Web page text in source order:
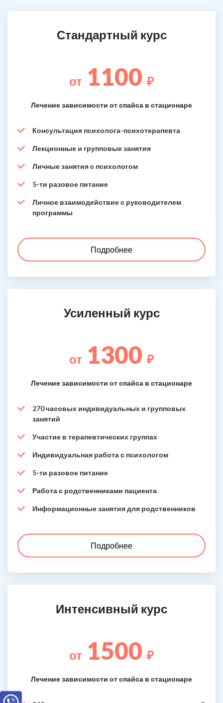
Стандартный курс
от 1100 ₽
Лечение зависимости от спайса в стационаре
Консультация психолога-психотерапевта
Лекционные и групповые занятия
Личные занятия с психологом
5-ти разовое питание
Личное взаимодействие с руководителем
программы
Подробнее
Усиленный курс
от 1300 ₽
Лечение зависимости от спайса в стационаре
270 часовых индивидуальных и групповых
занятий
Участие в терапевтических группах
Индивидуальная работа с психологом
5-ти разовое питание
Работа с родственниками пациента
Информационные занятия для родственников
Подробнее
Интенсивный курс
от 1500 ₽
Лечение зависимости от спайса в стационаре